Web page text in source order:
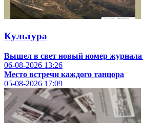
Культура
Вышел в свет новый номер журнала
06-08-2026 13:26
Место встречи каждого танцора
05-08-2026 17:09